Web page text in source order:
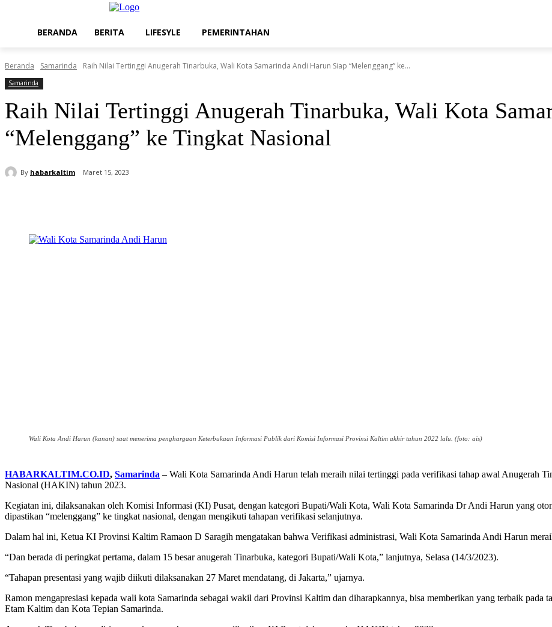
BERANDA BERITA LIFESYLE PEMERINTAHAN
Beranda Samarinda Raih Nilai Tertinggi Anugerah Tinarbuka, Wali Kota Samarinda Andi Harun Siap “Melenggang” ke...
Samarinda
Raih Nilai Tertinggi Anugerah Tinarbuka, Wali Kota
“Melenggang” ke Tingkat Nasional
By habarkaltim Maret 15, 2023
Wali Kota Andi Harun (kanan) saat menerima penghargaan Keterbukaan Informasi Publik dari Komisi Informasi Provinsi Kaltim akhir tahun 2022 lalu. (foto: ais)
HABARKALTIM.CO.ID, Samarinda – Wali Kota Samarinda Andi Harun telah meraih nilai tertinggi pada verifikasi tahap awal Anugerah
Nasional (HAKIN) tahun 2023.
Kegiatan ini, dilaksanakan oleh Komisi Informasi (KI) Pusat, dengan kategori Bupati/Wali Kota, Wali Kota Samarinda Dr Andi Harun yang
dipastikan “melenggang” ke tingkat nasional, dengan mengikuti tahapan verifikasi selanjutnya.
Dalam hal ini, Ketua KI Provinsi Kaltim Ramaon D Saragih mengatakan bahwa Verifikasi administrasi, Wali Kota Samarinda Andi Harun
“Dan berada di peringkat pertama, dalam 15 besar anugerah Tinarbuka, kategori Bupati/Wali Kota,” lanjutnya, Selasa (14/3/2023).
“Tahapan presentasi yang wajib diikuti dilaksanakan 27 Maret mendatang, di Jakarta,” ujarnya.
Ramon mengapresiasi kepada wali kota Samarinda sebagai wakil dari Provinsi Kaltim dan diharapkannya, bisa memberikan yang terbaik pada
Etam Kaltim dan Kota Tepian Samarinda.